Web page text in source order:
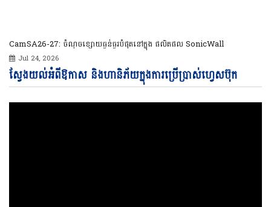
CamSA26-27: ចំណុចខ្សោយធ្ងន់ធ្ងរបំផុតនៅក្នុង ផលិតផល SonicWall
Jul 24, 2026
ស្វែងយល់អំពីឱកាស និងហានិភ័យក្នុងការប្រើប្រាស់ហ្វេសប៊ុក